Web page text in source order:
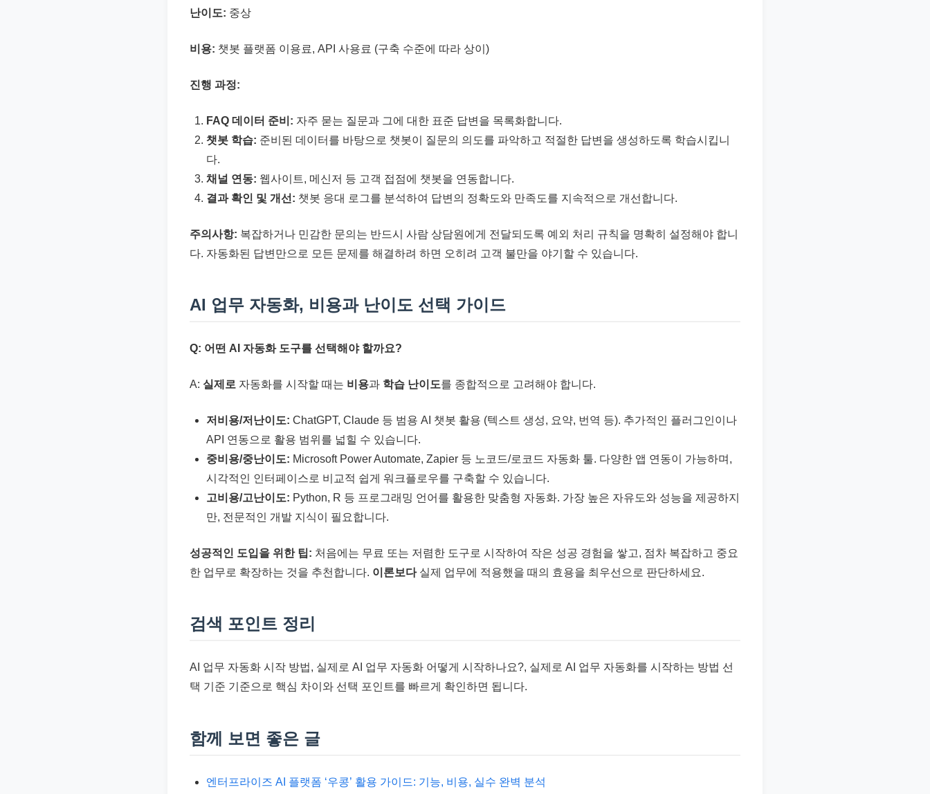
난이도: 중상
비용: 챗봇 플랫폼 이용료, API 사용료 (구축 수준에 따라 상이)
진행 과정:
FAQ 데이터 준비: 자주 묻는 질문과 그에 대한 표준 답변을 목록화합니다.
챗봇 학습: 준비된 데이터를 바탕으로 챗봇이 질문의 의도를 파악하고 적절한 답변을 생성하도록 학습시킵니
다.
채널 연동: 웹사이트, 메신저 등 고객 접점에 챗봇을 연동합니다.
결과 확인 및 개선: 챗봇 응대 로그를 분석하여 답변의 정확도와 만족도를 지속적으로 개선합니다.
주의사항: 복잡하거나 민감한 문의는 반드시 사람 상담원에게 전달되도록 예외 처리 규칙을 명확히 설정해야 합니
다. 자동화된 답변만으로 모든 문제를 해결하려 하면 오히려 고객 불만을 야기할 수 있습니다.
AI 업무 자동화, 비용과 난이도 선택 가이드
Q: 어떤 AI 자동화 도구를 선택해야 할까요?
A: 실제로 자동화를 시작할 때는 비용과 학습 난이도를 종합적으로 고려해야 합니다.
저비용/저난이도: ChatGPT, Claude 등 범용 AI 챗봇 활용 (텍스트 생성, 요약, 번역 등). 추가적인 플러그인이나
API 연동으로 활용 범위를 넓힐 수 있습니다.
중비용/중난이도: Microsoft Power Automate, Zapier 등 노코드/로코드 자동화 툴. 다양한 앱 연동이 가능하며,
시각적인 인터페이스로 비교적 쉽게 워크플로우를 구축할 수 있습니다.
고비용/고난이도: Python, R 등 프로그래밍 언어를 활용한 맞춤형 자동화. 가장 높은 자유도와 성능을 제공하지
만, 전문적인 개발 지식이 필요합니다.
성공적인 도입을 위한 팁: 처음에는 무료 또는 저렴한 도구로 시작하여 작은 성공 경험을 쌓고, 점차 복잡하고 중요
한 업무로 확장하는 것을 추천합니다. 이론보다실제 업무에 적용했을 때의 효용을 최우선으로 판단하세요.
검색 포인트 정리
AI 업무 자동화 시작 방법, 실제로 AI 업무 자동화 어떻게 시작하나요?, 실제로 AI 업무 자동화를 시작하는 방법 선
택 기준 기준으로 핵심 차이와 선택 포인트를 빠르게 확인하면 됩니다.
함께 보면 좋은 글
엔터프라이즈 AI 플랫폼 ‘우콩’ 활용 가이드: 기능, 비용, 실수 완벽 분석